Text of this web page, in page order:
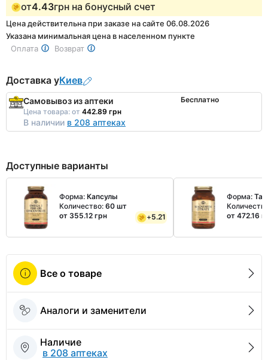
от4.43грн на бонусный счет
Цена действительна при заказе на сайте 06.08.2026
Указана минимальная цена в населенном пункте
Оплата
Возврат
Доставка уКиев
Самовывоз из аптеки
Цена товара: от 442.89 грн
В наличии в 208 аптеках
Бесплатно
Доступные варианты
Форма: Капсулы
Количество: 60 шт
от 355.12 грн
+5.21
Форма:
от 472.16
Все о товаре
Аналоги и заменители
Наличие
в 208 аптеках